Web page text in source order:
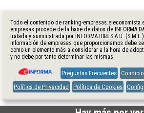
Todo el contenido de ranking-
empresas procede de la base de datos de INFORMA
tratada y suministrada por INFORMA D&B S.A.U.
información de empresas que proporcionamos debe
como un elemento más a considerar a la hora de
y no debe por tanto determinar las mismas.
Preguntas Frecuentes
Política de Privacidad
Política de Cookies